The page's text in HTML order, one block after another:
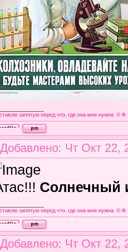
запятую перед что, где она мне нужна. ©
Добавлено: Чт Окт 22,
Солнечный
запятую перед что, где она мне нужна. ©
Добавлено: Чт Окт 22,